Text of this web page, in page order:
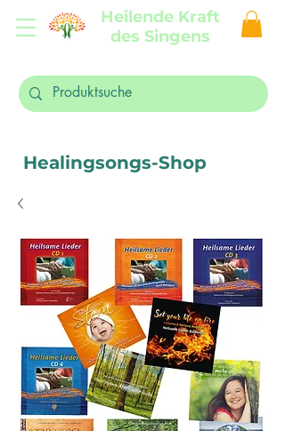
Heilende Kraft
des Singens
Healingsongs-Shop